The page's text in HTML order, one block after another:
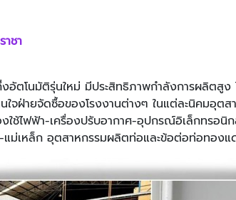
ชา
งอัตโนมัติรุ่นใหม่ มีประสิทธิภาพกำลังการผลิต
จฝ่ายจัดซื้อของโรงงานต่างๆ ในแต่ละนิคมอุต
ช้ไฟฟ้า-เครื่องปรับอากาศ-อุปกรณ์อิเล็กทรอ
เหล็ก อุตสาหกรรมผลิตท่อและข้อต่อท่อทองแ